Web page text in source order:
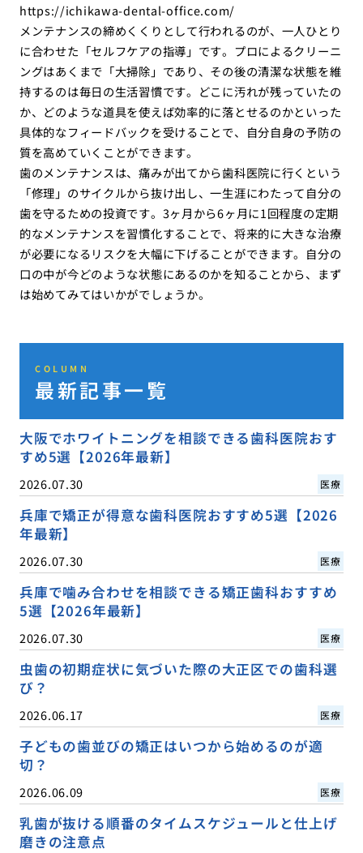
https://ichikawa-dental-office.com/
メンテナンスの締めくくりとして行われるのが、一人ひとり
に合わせた「セルフケアの指導」です。プロによるクリーニ
ングはあくまで「大掃除」であり、その後の清潔な状態を維
持するのは毎日の生活習慣です。どこに汚れが残っていたの
か、どのような道具を使えば効率的に落とせるのかといった
具体的なフィードバックを受けることで、自分自身の予防の
質を高めていくことができます。
歯のメンテナンスは、痛みが出てから歯科医院に行くという
「修理」のサイクルから抜け出し、一生涯にわたって自分の
歯を守るための投資です。3ヶ月から6ヶ月に1回程度の定期
的なメンテナンスを習慣化することで、将来的に大きな治療
が必要になるリスクを大幅に下げることができます。自分の
口の中が今どのような状態にあるのかを知ることから、まず
は始めてみてはいかがでしょうか。
COLUMN
最新記事一覧
大阪でホワイトニングを相談できる歯科医院おす
すめ5選【2026年最新】
2026.07.30 医療
兵庫で矯正が得意な歯科医院おすすめ5選【2026
年最新】
2026.07.30 医療
兵庫で噛み合わせを相談できる矯正歯科おすすめ
5選【2026年最新】
2026.07.30 医療
虫歯の初期症状に気づいた際の大正区での歯科選
び？
2026.06.17 医療
子どもの歯並びの矯正はいつから始めるのが適
切？
2026.06.09 医療
乳歯が抜ける順番のタイムスケジュールと仕上げ
磨きの注意点